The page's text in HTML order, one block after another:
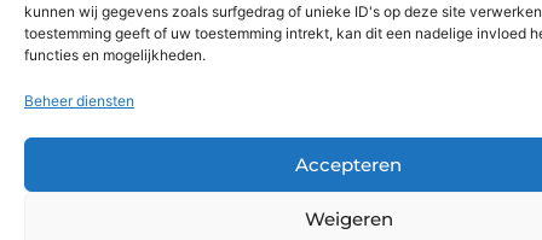
kunnen wij gegevens zoals surfgedrag of unieke ID's op deze site
toestemming geeft of uw toestemming intrekt, kan dit een nadelige invloed
functies en mogelijkheden.
Beheer diensten
Accepteren
Weigeren